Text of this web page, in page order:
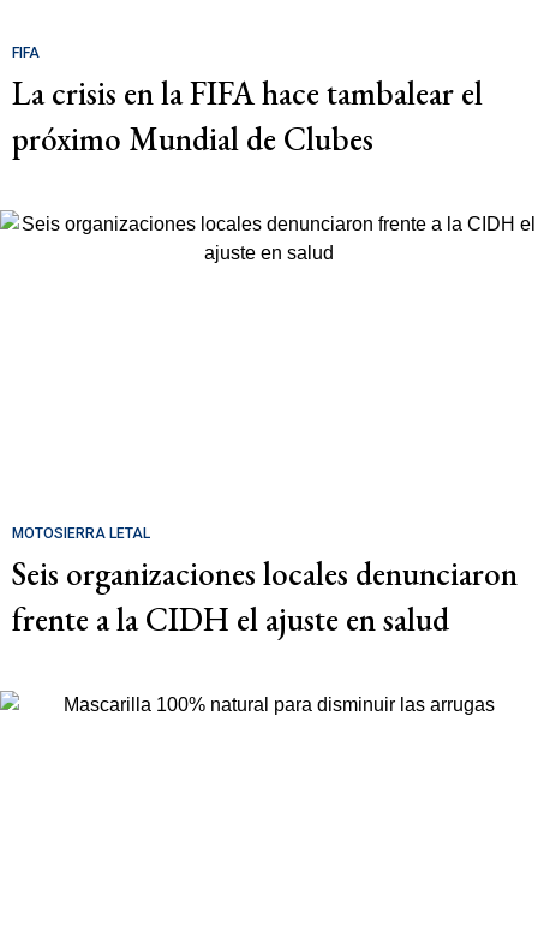
FIFA
La crisis en la FIFA hace tambalear el
próximo Mundial de Clubes
MOTOSIERRA LETAL
Seis organizaciones locales denunciaron
frente a la CIDH el ajuste en salud